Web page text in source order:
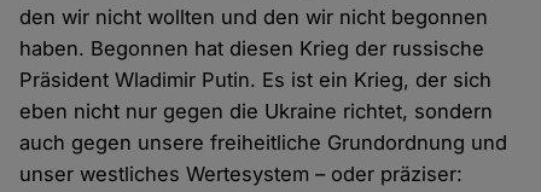
den wir nicht wollten und den wir nicht begonnen
haben. Begonnen hat diesen Krieg der russische
Präsident Wladimir Putin. Es ist ein Krieg, der sich
eben nicht nur gegen die Ukraine richtet, sondern
auch gegen unsere freiheitliche Grundordnung und
unser westliches Wertesystem – oder präziser: